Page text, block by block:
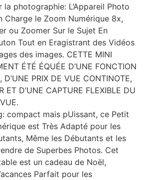
photographie: L’Appareil Photo
Charge le Zoom Numérique 8x,
ou Zoomer Sur le Sujet En
Tout en Eragistrant des Vidéos
des images. CETTE MINI
ÉTÉ ÉQUÉE D’UNE FONCTION
PRIX DE VUE CONTINOTE,
ET D’UNE CAPTURE FLEXIBLE DU
compact mais pUissant, ce Petit
est Très Adapté pour les
Même les Débutants et les
de Superbes Photos. Cet
est un cadeau de Noël,
Parfait pour les